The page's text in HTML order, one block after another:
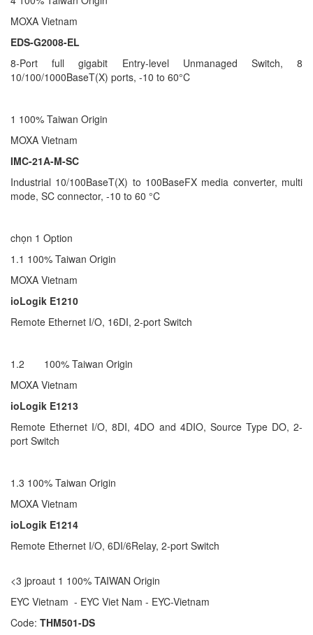
MOXA Vietnam
EDS-G2008-EL
8-Port full gigabit Entry-level Unmanaged Switch, 8
10/100/1000BaseT(X) ports, -10 to 60°C
1 100% Taiwan Origin
MOXA Vietnam
IMC-21A-M-SC
Industrial 10/100BaseT(X) to 100BaseFX media converter, multi
mode, SC connector, -10 to 60 °C
chọn 1 Option
1.1 100% Taiwan Origin
MOXA Vietnam
ioLogik E1210
Remote Ethernet I/O, 16DI, 2-port Switch
1.2 100% Taiwan Origin
MOXA Vietnam
ioLogik E1213
Remote Ethernet I/O, 8DI, 4DO and 4DIO, Source Type DO, 2-
port Switch
1.3 100% Taiwan Origin
MOXA Vietnam
ioLogik E1214
Remote Ethernet I/O, 6DI/6Relay, 2-port Switch
<3 jproaut 1 100% TAIWAN Origin
EYC Vietnam - EYC Viet Nam - EYC-Vietnam
Code: THM501-DS